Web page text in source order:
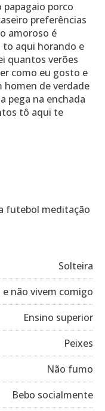
porco
preferências
amoroso é
to aqui horando e
quantos verões
como eu gosto e
de verdade
pega na enchada
tô aqui te
futebol meditação
Solteira
não vivem comigo
Ensino superior
Peixes
Não fumo
Bebo socialmente